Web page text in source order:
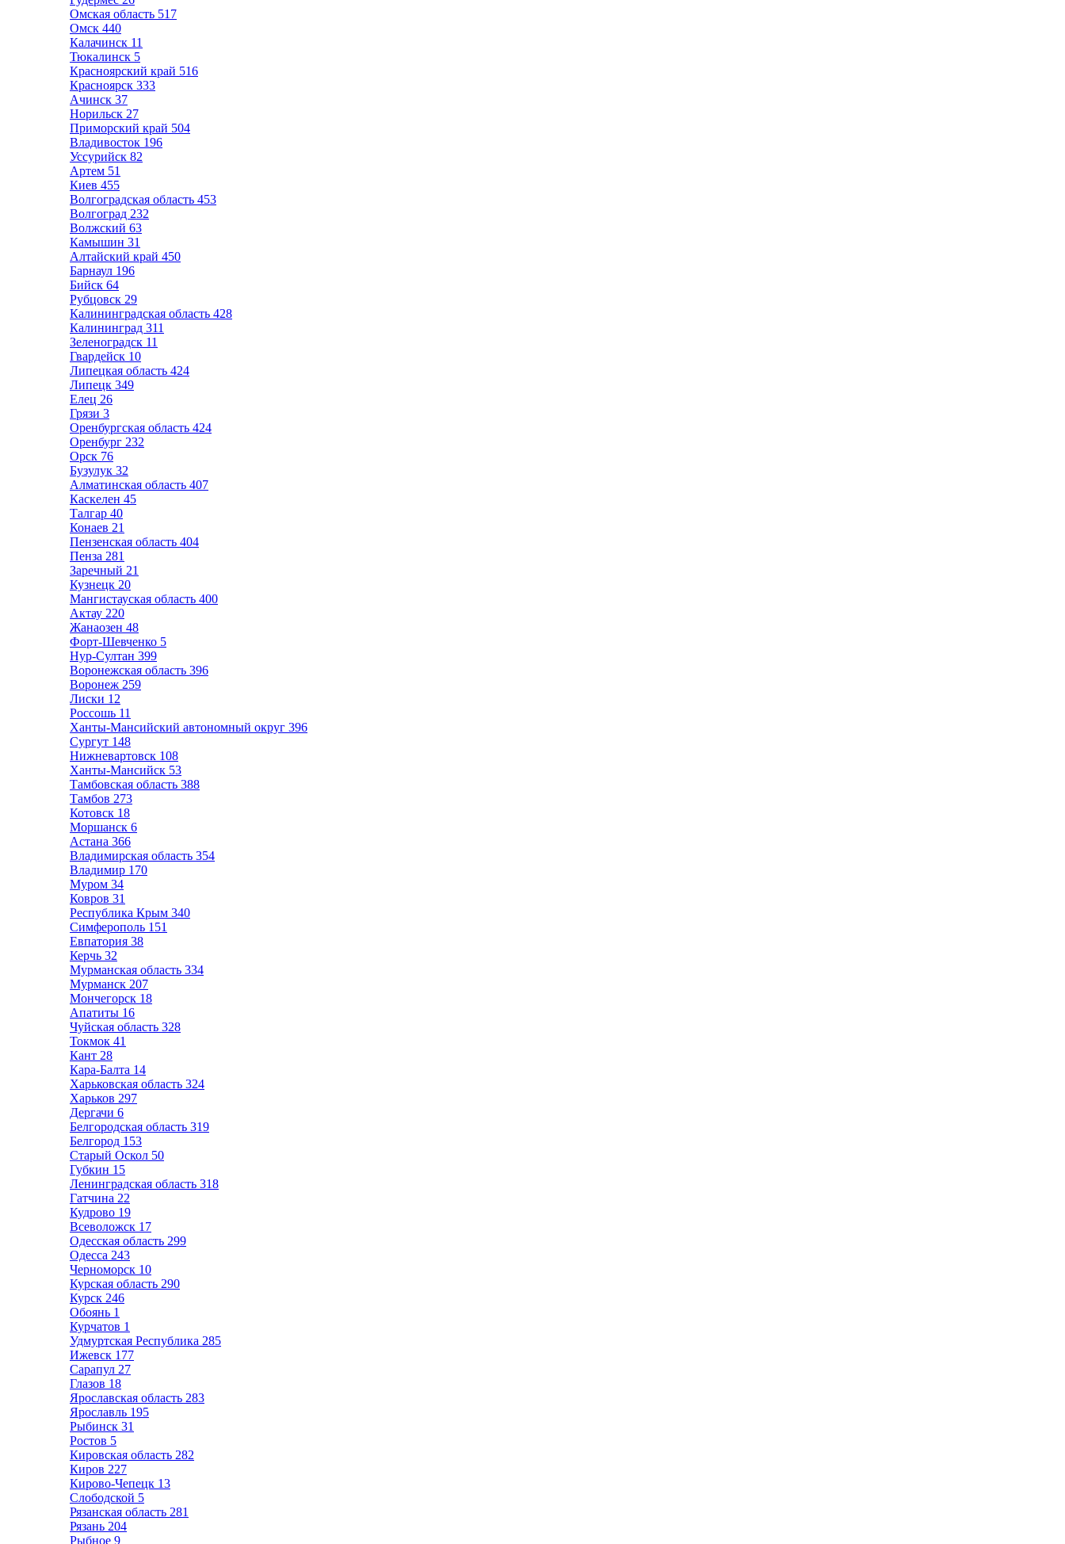
Омская область 517
Омск 440
Калачинск 11
Тюкалинск 5
Красноярский край 516
Красноярск 333
Ачинск 37
Норильск 27
Приморский край 504
Владивосток 196
Уссурийск 82
Артем 51
Киев 455
Волгоградская область 453
Волгоград 232
Волжский 63
Камышин 31
Алтайский край 450
Барнаул 196
Бийск 64
Рубцовск 29
Калининградская область 428
Калининград 311
Зеленоградск 11
Гвардейск 10
Липецкая область 424
Липецк 349
Елец 26
Грязи 3
Оренбургская область 424
Оренбург 232
Орск 76
Бузулук 32
Алматинская область 407
Каскелен 45
Талгар 40
Конаев 21
Пензенская область 404
Пенза 281
Заречный 21
Кузнецк 20
Мангистауская область 400
Актау 220
Жанаозен 48
Форт-Шевченко 5
Нур-Султан 399
Воронежская область 396
Воронеж 259
Лиски 12
Россошь 11
Ханты-Мансийский автономный округ 396
Сургут 148
Нижневартовск 108
Ханты-Мансийск 53
Тамбовская область 388
Тамбов 273
Котовск 18
Моршанск 6
Астана 366
Владимирская область 354
Владимир 170
Муром 34
Ковров 31
Республика Крым 340
Симферополь 151
Евпатория 38
Керчь 32
Мурманская область 334
Мурманск 207
Мончегорск 18
Апатиты 16
Чуйская область 328
Токмок 41
Кант 28
Кара-Балта 14
Харьковская область 324
Харьков 297
Дергачи 6
Белгородская область 319
Белгород 153
Старый Оскол 50
Губкин 15
Ленинградская область 318
Гатчина 22
Кудрово 19
Всеволожск 17
Одесская область 299
Одесса 243
Черноморск 10
Курская область 290
Курск 246
Обоянь 1
Курчатов 1
Удмуртская Республика 285
Ижевск 177
Сарапул 27
Глазов 18
Ярославская область 283
Ярославль 195
Рыбинск 31
Ростов 5
Кировская область 282
Киров 227
Кирово-Чепецк 13
Слободской 5
Рязанская область 281
Рязань 204
Рыбное 9